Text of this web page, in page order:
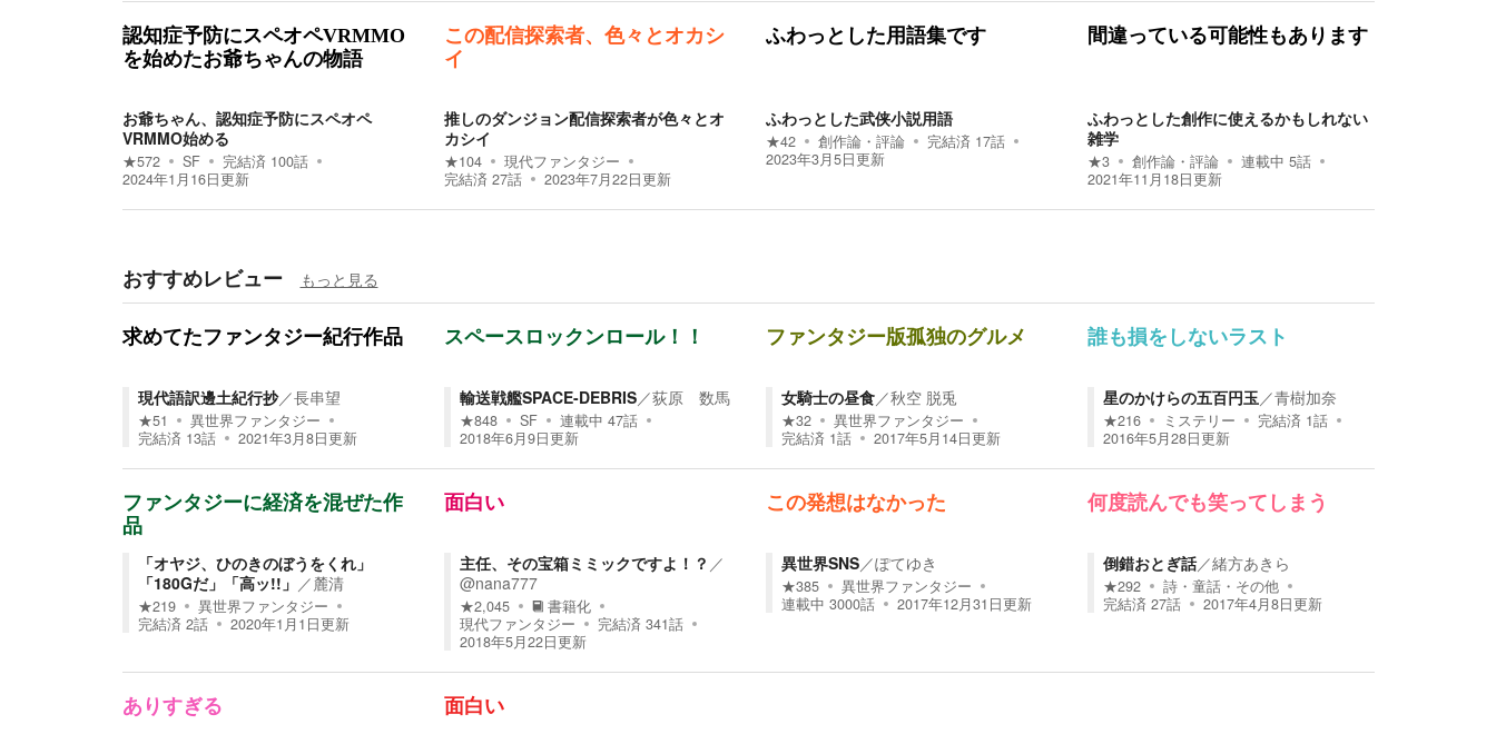
認知症予防にスペオペVRMMO
を始めたお爺ちゃんの物語
お爺ちゃん、認知症予防にスペオペ
VRMMO始める
★572 SF 完結済 100話
2024年1月16日更新
この配信探索者、色々とオカシ
イ
推しのダンジョン配信探索者が色々とオ
カシイ
★104
現代ファンタジー
完結済 27話 2023年7月22日更新
ふわっとした用語集です
ふわっとした武侠小説用語
★42 創作論・評論 完結済 17話
2023年3月5日更新
間違っている可能性もあります
ふわっとした創作に使えるかもしれない
雑学
★3 創作論・評論 連載中 5話
2021年11月18日更新
おすすめレビュー もっと見る
求めてたファンタジー紀行作品
現代語訳邊土紀行抄／長串望
★51
異世界ファンタジー
完結済 13話 2021年3月8日更新
スペースロックンロール！！
輸送戦艦SPACE-DEBRIS／荻原 数馬
★848 SF 連載中 47話
2018年6月9日更新
ファンタジー版孤独のグルメ
女騎士の昼食／秋空 脱兎
★32
異世界ファンタジー
完結済 1話 2017年5月14日更新
誰も損をしないラスト
星のかけらの五百円玉／青樹加奈
★216 ミステリー 完結済 1話
2016年5月28日更新
ファンタジーに経済を混ぜた作
品
「オヤジ、ひのきのぼうをくれ」
「180Gだ」「高ッ!!」 ／麓清
★219
異世界ファンタジー
完結済 2話 2020年1月1日更新
面白い
主任、その宝箱ミミックですよ！？ ／
@nana777
★2,045
書籍化
現代ファンタジー
完結済 341話
2018年5月22日更新
この発想はなかった
異世界SNS／ぽてゆき
★385
異世界ファンタジー
連載中 3000話 2017年12月31日更新
何度読んでも笑ってしまう
倒錯おとぎ話／緒方あきら
★292
詩・童話・その他
完結済 27話 2017年4月8日更新
ありすぎる 面白い